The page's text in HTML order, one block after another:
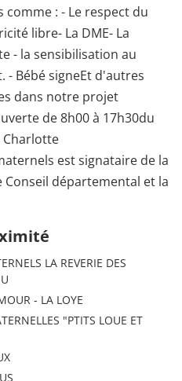
: - Le respect du
libre- La DME- La
- la sensibilisation au
Bébé signeEt d'autres
dans notre projet
de 8h00 à 17h30du
Charlotte
est signataire de la
Conseil départemental et la
LA REVERIE DES
- LA LOYE
"PTITS LOUE ET